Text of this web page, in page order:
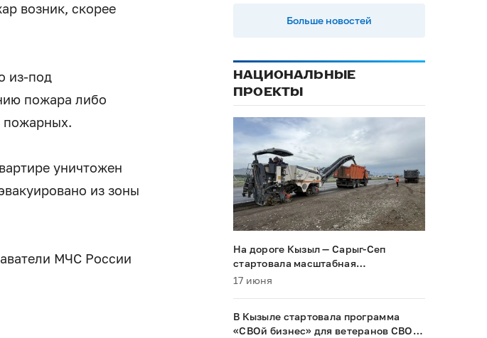
возник, скорее
из-под
пожара либо
пожарных.
уничтожен
из зоны
МЧС России
Больше новостей
НАЦИОНАЛЬНЫЕ
ПРОЕКТЫ
На дороге Кызыл — Сарыг-Сеп
стартовала масштабная
реконструкция
17 июня
В Кызыле стартовала программа
«СВОй бизнес» для ветеранов СВО и